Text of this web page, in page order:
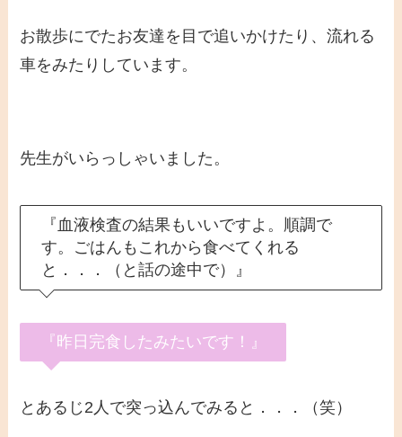
お散歩にでたお友達を目で追いかけたり、流れる
車をみたりしています。
先生がいらっしゃいました。
『血液検査の結果もいいですよ。順調で
す。ごはんもこれから食べてくれる
と．．．（と話の途中で）』
『昨日完食したみたいです！』
とあるじ2人で突っ込んでみると．．．（笑）